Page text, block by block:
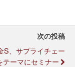
次の投稿
S、サプライチェー
テーマにセミナー